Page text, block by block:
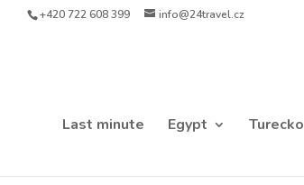
+420 722 608 399 info@24travel.cz
Last minute Egypt Turecko